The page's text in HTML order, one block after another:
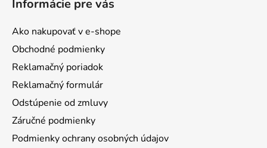
Informácie pre vás
Ako nakupovať v e-shope
Obchodné podmienky
Reklamačný poriadok
Reklamačný formulár
Odstúpenie od zmluvy
Záručné podmienky
Podmienky ochrany osobných údajov